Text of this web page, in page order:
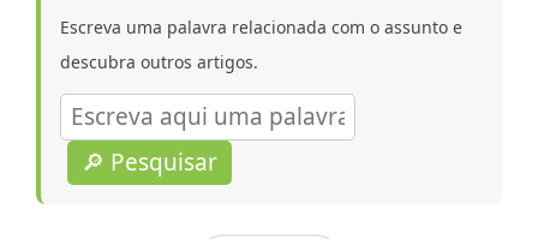
Escreva uma palavra relacionada com o assunto e
descubra outros artigos.
🔎 Pesquisar